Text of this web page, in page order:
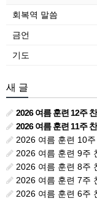
회복역 말씀
금언
기도
새 글
2026 여름 훈련 12주
2026 여름 훈련 11주
2026 여름 훈련 10
2026 여름 훈련 9주
2026 여름 훈련 8주 찬송
2026 여름 훈련 7주
2026 여름 훈련 6주